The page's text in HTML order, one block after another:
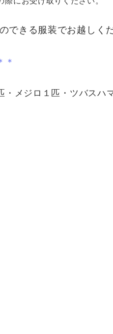
できる服装でお越しく
＊
メジロ１匹・ツバスハ